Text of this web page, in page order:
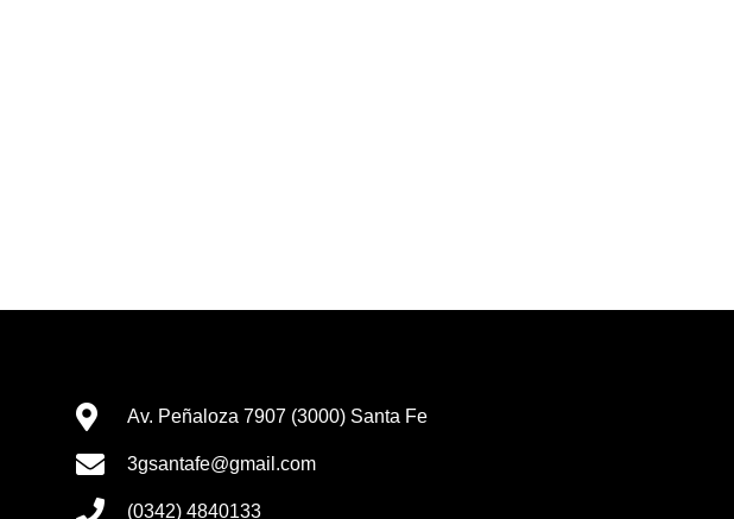
Av. Peñaloza 7907 (3000) Santa Fe
3gsantafe@gmail.com
(0342) 4840133